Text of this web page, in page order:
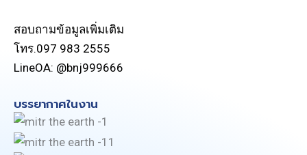
สอบถามข้อมูลเพิ่มเติม
โทร.097 983 2555
LineOA: @bnj999666
บรรยากาศในงาน